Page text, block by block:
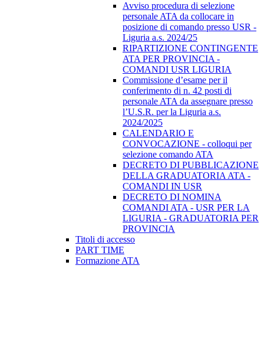
Avviso procedura di selezione
personale ATA da collocare in
posizione di comando presso USR -
Liguria a.s. 2024/25
RIPARTIZIONE CONTINGENTE
ATA PER PROVINCIA -
COMANDI USR LIGURIA
Commissione d’esame per il
conferimento di n. 42 posti di
personale ATA da assegnare presso
l’U.S.R. per la Liguria a.s.
2024/2025
CALENDARIO E
CONVOCAZIONE - colloqui per
selezione comando ATA
DECRETO DI PUBBLICAZIONE
DELLA GRADUATORIA ATA -
COMANDI IN USR
DECRETO DI NOMINA
COMANDI ATA - USR PER LA
LIGURIA - GRADUATORIA PER
PROVINCIA
Titoli di accesso
PART TIME
Formazione ATA